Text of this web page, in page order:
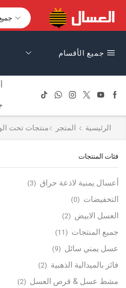
جميع الأقسام
الرئيسية المتجر منتجات تحت
فئات المنتجات
أعسال يمنية لاذعة حراق (3)
التخفيضات (0)
العسل الابيض (2)
جميع المنتجات (11)
عسل يمني سائل (9)
فائز بالميدالية الذهبية (2)
مشط عسل & قرص العسل (2)